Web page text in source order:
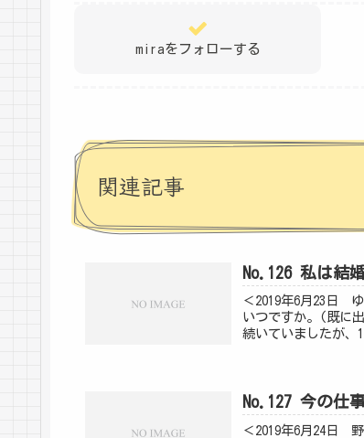
miraをフォローする
関連記事
No.126 私は結
＜2019年6月23日
いつですか。(既に
続いていましたが、
No.127 今の仕
＜2019年6月24日